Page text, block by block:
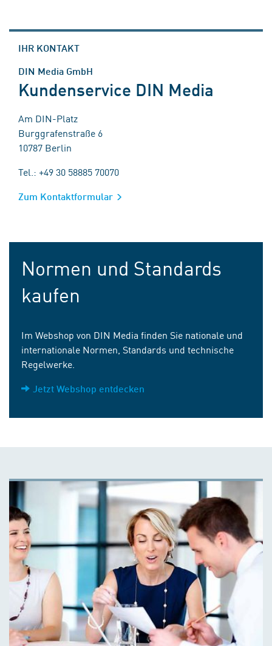
IHR KONTAKT
DIN Media GmbH
Kundenservice DIN Media
Am DIN-Platz
Burggrafenstraße 6
10787 Berlin
Tel.: +49 30 58885 70070
Zum Kontaktformular
Normen und Standards
kaufen
Im Webshop von DIN Media finden Sie nationale und
internationale Normen, Standards und technische
Regelwerke.
Jetzt Webshop entdecken